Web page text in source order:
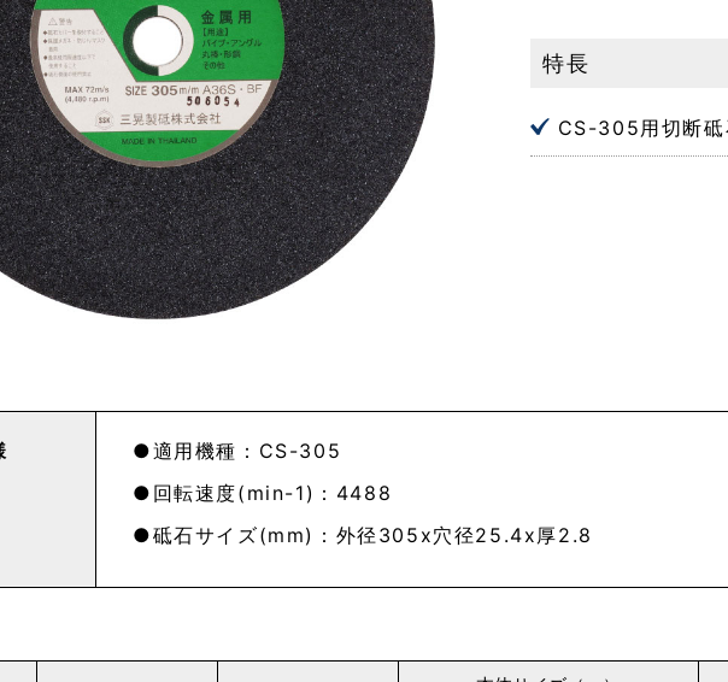
特長
CS-305用切断砥
適用機種：CS-305
回転速度(min-1)：4488
砥石サイズ(mm)：外径305x穴径25.4x厚2.8